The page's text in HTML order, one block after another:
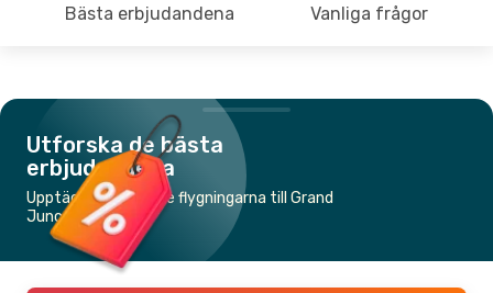
Bästa erbjudandena Vanliga frågor
Utforska de bästa
erbjudandena
Upptäck de billigaste flygningarna till Grand
Junction, CO